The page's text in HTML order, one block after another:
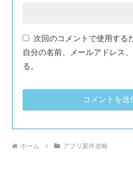
次回のコメントで使用する
自分の名前、メールアドレス
る。
ホーム アプリ案件攻略